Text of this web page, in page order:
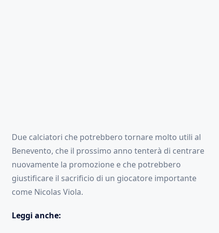
Due calciatori che potrebbero tornare molto utili al
Benevento, che il prossimo anno tenterà di centrare
nuovamente la promozione e che potrebbero
giustificare il sacrificio di un giocatore importante
come Nicolas Viola.
Leggi anche: